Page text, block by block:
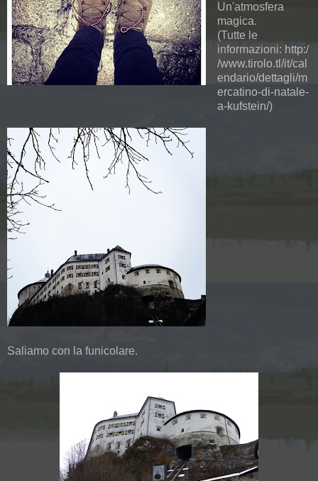
Un'atmosfera
magica.
(Tutte le
informazioni: http:/
/www.tirolo.tl/it/cal
endario/dettagli/m
ercatino-di-natale-
a-kufstein/)
Saliamo con la funicolare.